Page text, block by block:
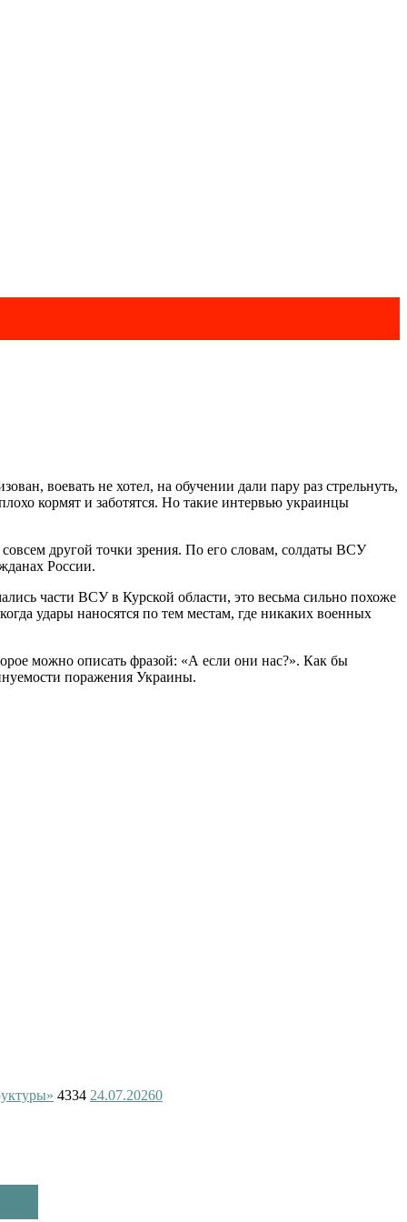
воевать не хотел, на обучении дали пару раз стрельнуть,
кормят и заботятся. Но такие интервью украинцы
другой точки зрения. По его словам, солдаты ВСУ
России.
части ВСУ в Курской области, это весьма сильно похоже
удары наносятся по тем местам, где никаких военных
можно описать фразой: «А если они нас?». Как бы
поражения Украины.
4334 24.07.20260